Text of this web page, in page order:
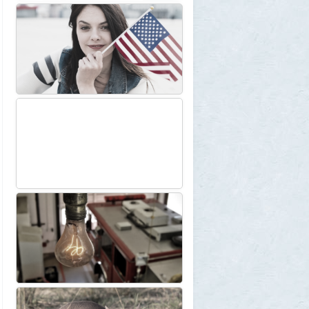
Веселые картинки
12
29 июля 2026, 23:44
Плоская земля
1
SuperVal
29 июля 2026, 23:39
Текущий геополитический расклад
4
Voldemar 29 июля 2026, 21:37
лишили российского гражданства сразу
две семьи мигрантов
6
1GR 28 июля 2026, 18:25
М или Ж? Как раз и навсегда запомнить
род слова «тюль»?
2
SuperVal 28 июля 2026, 18:12
Сибирские траппы: что скрывается под
огромной частью России
4